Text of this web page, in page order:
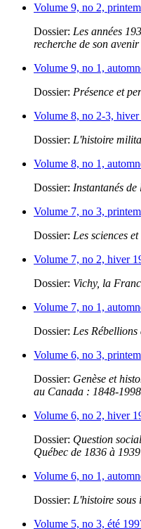
Volume 9, no 2,
Dossier: Les années
recherche de son avenir
Volume 9, no 1,
Dossier: Présence et
Volume 8, no 2-3,
Dossier: L'histoire
Volume 8, no 1,
Dossier: Instantanés
Volume 7, no 3,
Dossier: Les sciences
Volume 7, no 2, hiver
Dossier: Vichy, la
Volume 7, no 1,
Dossier: Les
Volume 6, no 3,
Dossier: Genèse et
au Canada : 1848-1998
Volume 6, no 2, hiver
Dossier: Question
Québec de 1836 à 1939
Volume 6, no 1,
Dossier: L'histoire sous
Volume 5, no 3, été